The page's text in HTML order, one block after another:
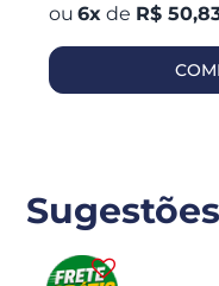
6x de R$